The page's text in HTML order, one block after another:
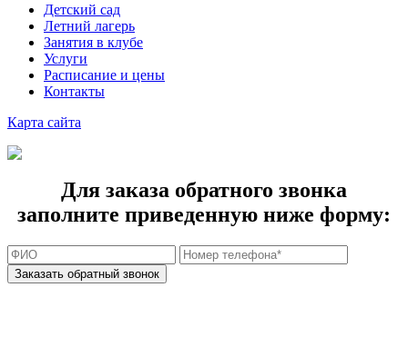
Детский сад
Летний лагерь
Занятия в клубе
Услуги
Расписание и цены
Контакты
Карта cайта
Для заказа обратного звонка
заполните приведенную ниже форму: